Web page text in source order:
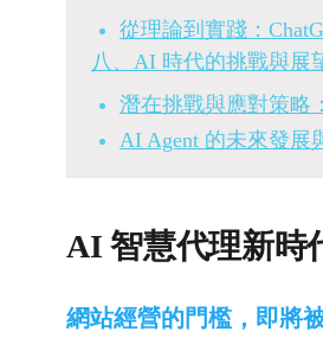
從理論到實踐：
八、AI 時代的挑戰與展
潛在挑戰與應對策略
AI Agent 的未來發展
AI 智慧代理新時
網站經營的門檻，即將